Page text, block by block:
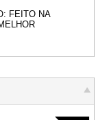
FEITO NA